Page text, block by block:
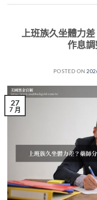
上班族久坐體力
作息
POSTED ON
27
7 月